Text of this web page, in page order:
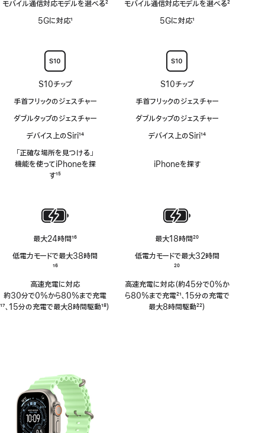
モバイル通信対応モデルを選べる2
5Gに対応1
S10チップ
手首フリックのジェスチャー
ダブルタップのジェスチャー
デバイス上のSiri
脚
注
14
「正確な場所を見つける」
機能を使ってiPhoneを探
す15
最大24時間
注
16
低電力モードで最大38時間
16
高速充電に対応
約30分で0%から80%まで充電
脚
17、15分の充電で最大8時間駆動18）
で
き
深
計
非
対
応
対
モバイル通信対応モデルを選べる2
5Gに対応1
S10チップ
手首フリックのジェスチャー
ダブルタップのジェスチャー
デバイス上のSiri
注
14
iPhoneを探す
最大18時間
注
20
低電力モードで最大32時間
注
20
高速充電に対応（約45分で0%か
ら80%まで充電21、15分の充電で
最大8時間駆動22）